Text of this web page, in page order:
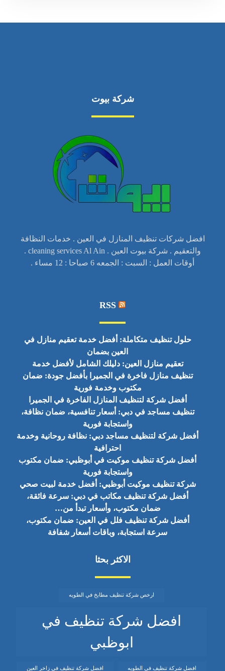
شركة بيوت
افضل شركات تنظيف المنازل في العين . خدمات النظافة
والتعقيم . شركة بيوت العين . cleaning services Al Ain .
أوقات العمل : السبت : الجمعه 6 صباحا : 12 مساء .
RSS
حلول تنظيف متكاملة: أفضل خدمة تعقيم منازل في
العين بضمان
تعقيم منازل العين: دليلك الشامل لأفضل خدمة
تنظيف منازل فاخرة في الجميرا بأفضل جودة: ضمان
مكتوب وخدمة فورية
أفضل شركة لتنظيف المنازل الفاخرة في الجميرا
تنظيف مساجد في دبي: أسعار تنافسية، ضمان نظافة،
واستجابة فورية
أفضل شركة لتنظيف مساجد دبي: نظافة روحانية وخدمة
احترافية
أفضل شركة تنظيف موكيت في أبوظبي: ضمان مكتوب
واستجابة فورية
شركة تنظيف موكيت أبوظبي: أفضل خدمة لبيت صحي
أفضل شركة تنظيف مكاتب في دبي: سرعة فائقة،
ضمان مكتوب، وأسعار تبدأ من…
أفضل شركة تنظيف فلل في العين: ضمان مكتوب،
سرعة استجابة، وباقات أسعار شفافة
الاكثر بحثا
ارخص شركة تنظيف مطابخ في الطويه
افضل شركة تنظيف في
ابوظبي
افضل شركة تنظيف في الطويه افضل شركة تنظيف في زاخر العين